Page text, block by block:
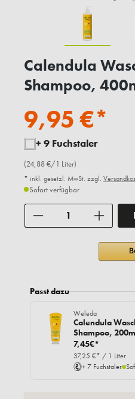
Calendula
Shampoo,
9,95 €*
+ 9 Fuchstaler
(24,88 €/1 Liter)
* inkl. gesetzl. MwSt. zzgl.
Sofort verfügbar
Passt dazu
Weleda
Calendula
Shampoo,
7,45€*
37,25 €* / 1 Liter
+ 7 Fuchstaler